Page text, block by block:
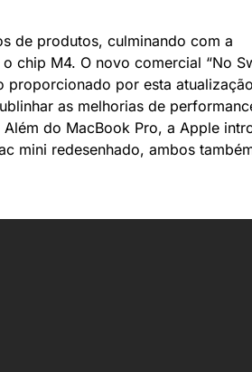
de produtos, culminando com a
chip M4. O novo comercial “No
proporcionado por esta
as melhorias de
do MacBook Pro, a Apple
mini redesenhado, ambos